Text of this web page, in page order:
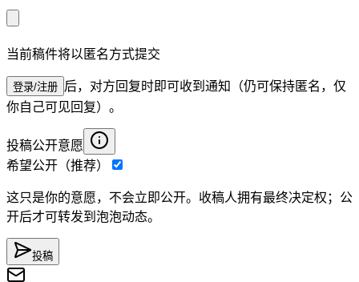
当前稿件将以匿名方式提交
登录/注册 后，对方回复时即可收到通知（仍可保持匿名，仅
你自己可见回复）。
投稿公开意愿
希望公开（推荐）
这只是你的意愿，不会立即公开。收稿人拥有最终决定权；公
开后才可转发到泡泡动态。
投稿